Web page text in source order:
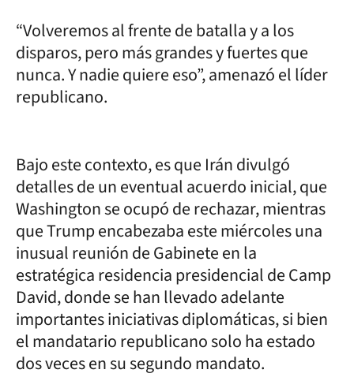
“Volveremos al frente de batalla y a los
disparos, pero más grandes y fuertes que
nunca. Y nadie quiere eso”, amenazó el líder
republicano.
Bajo este contexto, es que Irán divulgó
detalles de un eventual acuerdo inicial, que
Washington se ocupó de rechazar, mientras
que Trump encabezaba este miércoles una
inusual reunión de Gabinete en la
estratégica residencia presidencial de Camp
David, donde se han llevado adelante
importantes iniciativas diplomáticas, si bien
el mandatario republicano solo ha estado
dos veces en su segundo mandato.